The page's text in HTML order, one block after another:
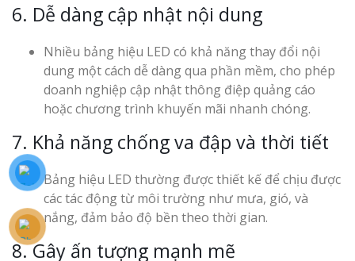
6. Dễ dàng cập nhật nội dung
Nhiều bảng hiệu LED có khả năng thay đổi nội
dung một cách dễ dàng qua phần mềm, cho phép
doanh nghiệp cập nhật thông điệp quảng cáo
hoặc chương trình khuyến mãi nhanh chóng.
7. Khả năng chống va đập và thời tiết
Bảng hiệu LED thường được thiết kế để chịu được
các tác động từ môi trường như mưa, gió, và
nắng, đảm bảo độ bền theo thời gian.
8. Gây ấn tượng mạnh mẽ